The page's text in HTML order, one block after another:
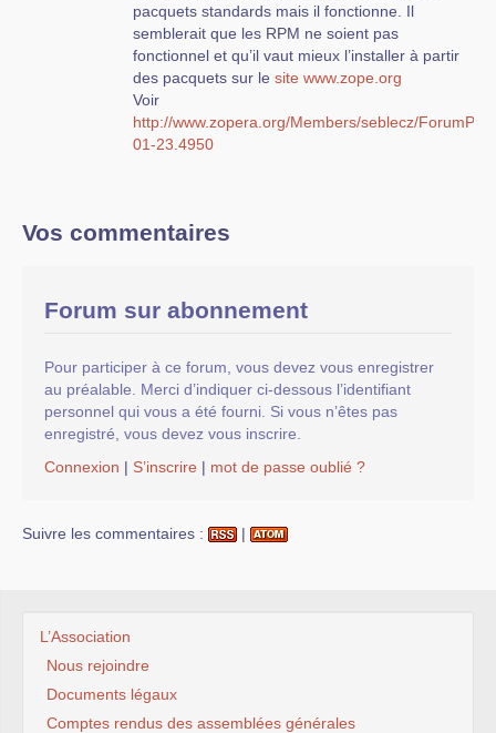
pacquets standards mais il fonctionne. Il
semblerait que les RPM ne soient pas
fonctionnel et qu’il vaut mieux l’installer à partir
des pacquets sur le site www.zope.org
Voir
http://www.zopera.org/Members/seblecz/
01-23.4950
Vos commentaires
Forum sur abonnement
Pour participer à ce forum, vous devez vous enregistrer
au préalable. Merci d’indiquer ci-dessous l’identifiant
personnel qui vous a été fourni. Si vous n’êtes pas
enregistré, vous devez vous inscrire.
Connexion | S’inscrire | mot de passe oublié ?
Suivre les commentaires : |
L’Association
Nous rejoindre
Documents légaux
Comptes rendus des assemblées générales